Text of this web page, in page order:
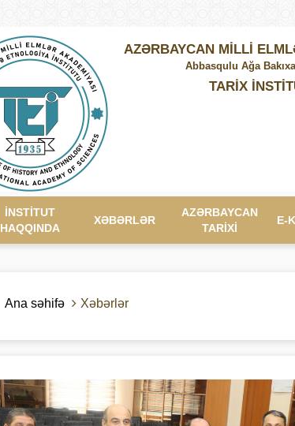
AZƏRBAYCAN MİLLİ
Abbasqulu Ağa
TARİX
İNSTITUT
HAQQINDA
XƏBƏRLƏR
AZƏRBAYCAN
TARİXİ
E-
Ana səhifə Xəbərlər